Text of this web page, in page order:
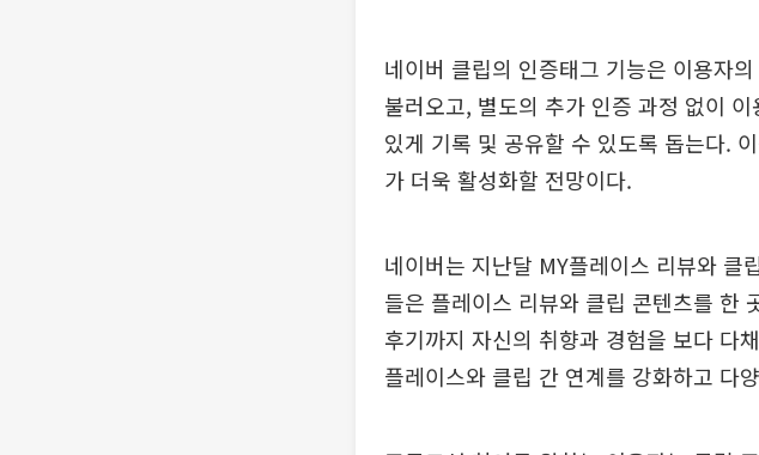
네이버 클립의 인증태그 기능은 이용자
불러오고, 별도의 추가 인증 과정 없이
있게 기록 및 공유할 수 있도록 돕는다.
가 더욱 활성화할 전망이다.
네이버는 지난달 MY플레이스 리뷰와 클
들은 플레이스 리뷰와 클립 콘텐츠를 한
후기까지 자신의 취향과 경험을 보다 다
플레이스와 클립 간 연계를 강화하고 다